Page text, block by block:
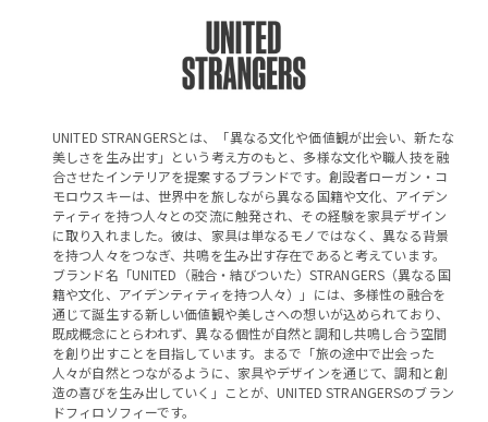
UNITED STRANGERSとは、「異なる文化や価値観が出会い、新たな
美しさを生み出す」という考え方のもと、多様な文化や職人技を融
合させたインテリアを提案するブランドです。創設者ローガン・コ
モロウスキーは、世界中を旅しながら異なる国籍や文化、アイデン
ティティを持つ人々との交流に触発され、その経験を家具デザイン
に取り入れました。彼は、家具は単なるモノではなく、異なる背景
を持つ人々をつなぎ、共鳴を生み出す存在であると考えています。
ブランド名「UNITED（融合・結びついた）STRANGERS（異なる国
籍や文化、アイデンティティを持つ人々）」には、多様性の融合を
通じて誕生する新しい価値観や美しさへの想いが込められており、
既成概念にとらわれず、異なる個性が自然と調和し共鳴し合う空間
を創り出すことを目指しています。まるで「旅の途中で出会った
人々が自然とつながるように、家具やデザインを通じて、調和と創
造の喜びを生み出していく」ことが、UNITED STRANGERSのブラン
ドフィロソフィーです。